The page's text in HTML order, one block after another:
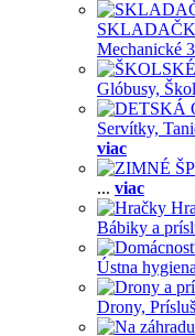
Mechanické
Glóbusy,
Servítky,
viac
... viac
Bábiky a
Ústna
Drony,